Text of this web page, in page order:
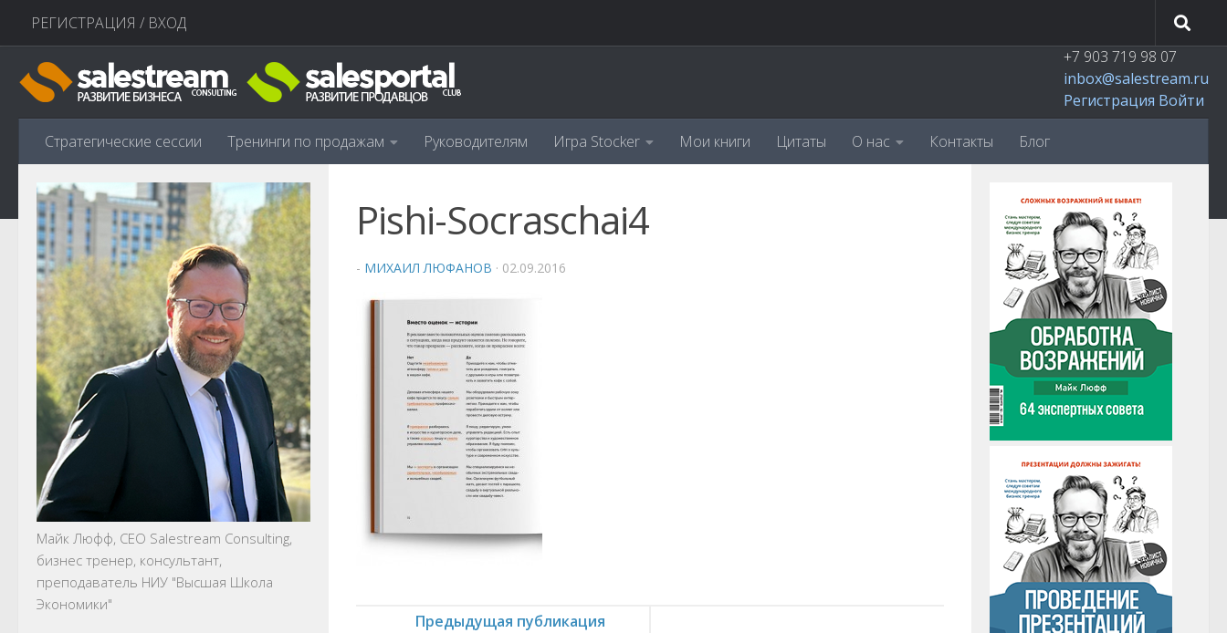
Перейти к содержимому
РЕГИСТРАЦИЯ / ВХОД
+7 903 719 98 07
inbox@salestream.ru
Регистрация Войти
Стратегические сессии Тренинги по продажам Руководителям Игра Stocker Мои книги Цитаты О нас Контакты Блог
Pishi-Socraschai4
- МИХАИЛ ЛЮФАНОВ · 02.09.2016
Предыдущая публикация
Майк Люфф, CEO Salestream Consulting,
бизнес тренер, консультант,
преподаватель НИУ "Высшая Школа
Экономики"